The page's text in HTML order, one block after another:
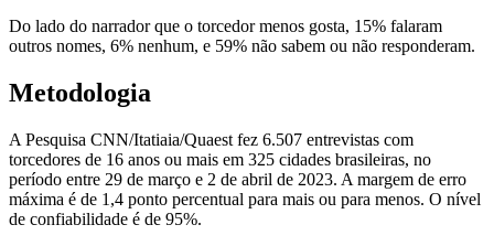
Do lado do narrador que o torcedor menos gosta, 15% falaram
outros nomes, 6% nenhum, e 59% não sabem ou não responderam.
Metodologia
A Pesquisa CNN/Itatiaia/Quaest fez 6.507 entrevistas com
torcedores de 16 anos ou mais em 325 cidades brasileiras, no
período entre 29 de março e 2 de abril de 2023. A margem de erro
máxima é de 1,4 ponto percentual para mais ou para menos. O nível
de confiabilidade é de 95%.